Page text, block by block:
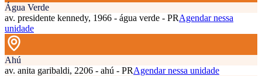
Água Verde
av. presidente kennedy, 1966 - água verde - PRAgendar nessa
unidade
Ahú
av. anita garibaldi, 2206 - ahú - PRAgendar nessa unidade